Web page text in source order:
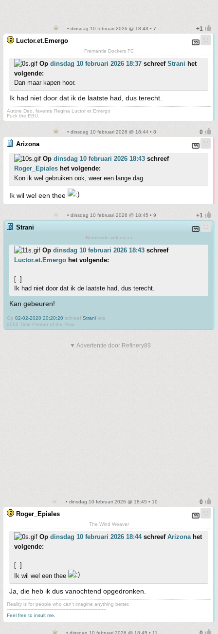
• dinsdag 10 februari 2026 @ 18:43 • 7
Luctor.et.Emergo
Fremantle Dockers FC
Op dinsdag 10 februari 2026 18:37 schreef Strani het
volgende:
Dan maar kapen hoor.
Ik had niet door dat ik de laatste had, dus terecht.
Autore Deo, favente Regina Luctor et Emergo
Fuck the EBU.
• dinsdag 10 februari 2026 @ 18:44 • 8
Arizona
Op dinsdag 10 februari 2026 18:43 schreef
Roger_Epiales het volgende:
Kon ik wel gebruiken ook, weer een lange dag.
Ik wil wel een thee
• dinsdag 10 februari 2026 @ 18:45 • 9
Strani
Beroemde influencer
Op dinsdag 10 februari 2026 18:43 schreef
Luctor.et.Emergo het volgende:
[..]
Ik had niet door dat ik de laatste had, dus terecht.
Kan gebeuren!
Op 02-02-2020 20:20:20 schreef Strani iets
2006 Time Person of the Year
▼ Advertentie door Refinery89
• dinsdag 10 februari 2026 @ 18:45 • 10
Roger_Epiales
The Wind Weaver
Op dinsdag 10 februari 2026 18:44schreef Arizona het
volgende:
[..]
Ik wil wel een thee
Ja, die heb ik dus vanochtend opgedronken.
Reality is for people who can't imagine anything better.
--------------------------------------------------------------------
Feel free to insult me.
• dinsdag 10 februari 2026 @ 18:45 • 11